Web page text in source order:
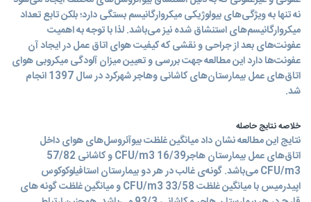
نه تنها به ویژگی‌های بیولوژیکی میکروارگانیسم بستگی دارد؛ بلکن تابع تعداد
میکروارگانیسم‌های استنشاق شده نیز می‌باشد. لذا با توجه به اهمیت
عفونت‌های بعد از جراحی و نقشی که کیفیت هوای اتاق عمل در ایجاد آن
عفونت‌ها دارد این مطالعه جهت بررسی و تعیین میزان آلودگی میکروبی هوای
اتاق‌های عمل بیمارستان‌های کاشانی وهاجر شهرکرد در سال 1397 انجام
شد.
خلاصه نتایج حاصله
نتایج این مطالعه نشان داد میانگین غلظت بیوآئروسل‌های هوای داخل
اتاق‌های عمل بیمارستان هاجر16/39 CFU/m3 و کاشانی 57/82
CFU/m3 می‌باشد. گونه‌ی غالب در هر دو بیمارستان استافیلوکوکوس
اپیدرمیس با میانگین غلظت 33/58 CFU/m3 و میانگین غلظت گونه های